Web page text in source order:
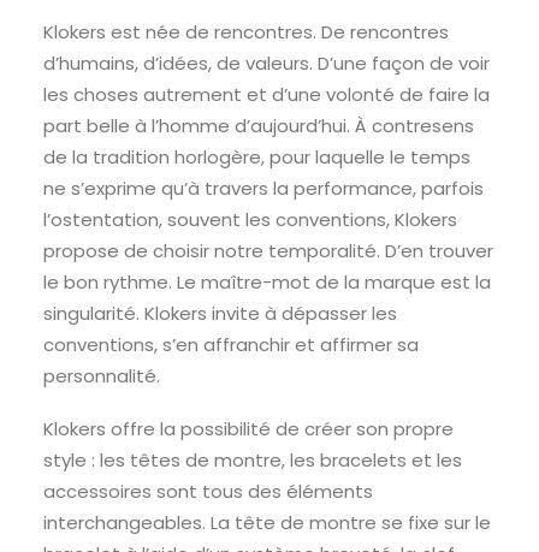
Klokers est née de rencontres. De rencontres
d’humains, d’idées, de valeurs. D’une façon de voir
les choses autrement et d’une volonté de faire la
part belle à l’homme d’aujourd’hui. À contresens
de la tradition horlogère, pour laquelle le temps
ne s’exprime qu’à travers la performance, parfois
l’ostentation, souvent les conventions, Klokers
propose de choisir notre temporalité. D’en trouver
le bon rythme. Le maître-mot de la marque est la
singularité. Klokers invite à dépasser les
conventions, s’en affranchir et affirmer sa
personnalité.
Klokers offre la possibilité de créer son propre
style : les têtes de montre, les bracelets et les
accessoires sont tous des éléments
interchangeables. La tête de montre se fixe sur le